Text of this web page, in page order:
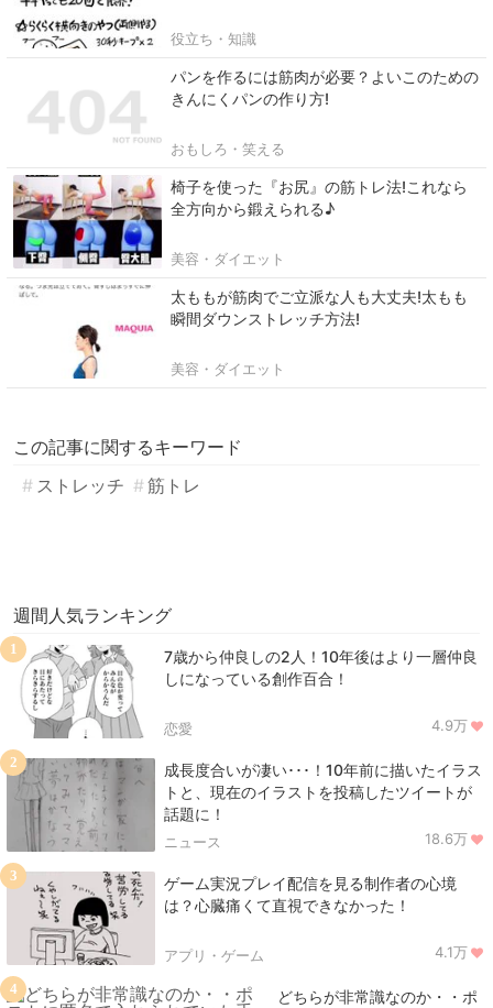
役立ち・知識
パンを作るには筋肉が必要？よいこのための
きんにくパンの作り方!
おもしろ・笑える
椅子を使った『お尻』の筋トレ法!これなら
全方向から鍛えられる♪
美容・ダイエット
太ももが筋肉でご立派な人も大丈夫!太もも
瞬間ダウンストレッチ方法!
美容・ダイエット
この記事に関するキーワード
ストレッチ
筋トレ
週間人気ランキング
7歳から仲良しの2人！10年後はより一層仲良
しになっている創作百合！
恋愛 4.9万
1
成長度合いが凄い･･･！10年前に描いたイラス
トと、現在のイラストを投稿したツイートが
話題に！
ニュース 18.6万
2
ゲーム実況プレイ配信を見る制作者の心境
は？心臓痛くて直視できなかった！
アプリ・ゲーム 4.1万
3
どちらが非常識なのか・・ポ
4